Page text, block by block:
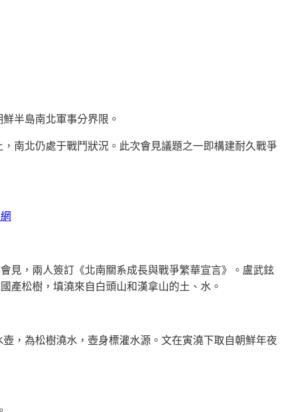
半島南北軍事分界限。
，南北仍處于戰鬥狀況。此次會見議題之一即構建耐久戰爭
見，兩人簽訂《北南關系成長與戰爭繁華宣言》。盧武鉉
產松樹，填澆來自白頭山和漢拿山的土、水。
，為松樹澆水，壺身標灌水源。文在寅澆下取自朝鮮年夜